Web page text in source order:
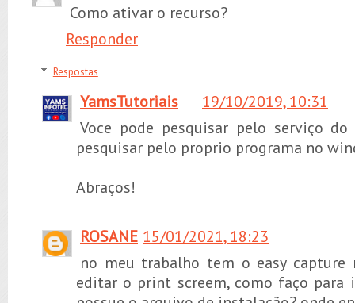
Como ativar o recurso?
Responder
Respostas
YamsTutoriais
19/10/2019, 10:31
Voce pode pesquisar pelo serviço do
pesquisar pelo proprio programa no
Abraços!
ROSANE 15/01/2021, 18:23
no meu trabalho tem o easy capture
editar o print screem, como faço para